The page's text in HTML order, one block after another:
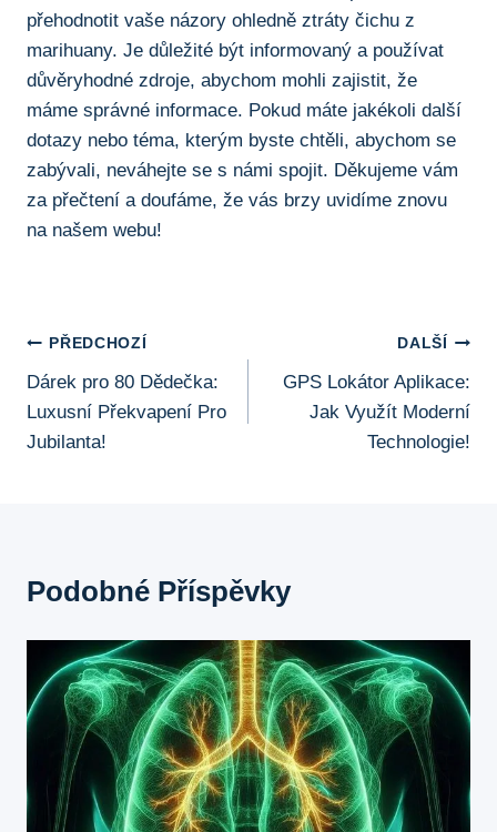
přehodnotit vaše názory ⁢ohledně ztráty čichu z
marihuany. Je důležité‌ být informovaný a používat⁣
důvěryhodné‍ zdroje, abychom mohli zajistit, že
máme správné informace. ‌Pokud máte jakékoli ⁣další⁤
dotazy nebo ⁢téma,‍ kterým byste chtěli,‍ abychom se
zabývali, neváhejte⁢ se s námi ⁢spojit. ‍Děkujeme ‌vám⁤
za přečtení a‌ doufáme, že ​vás⁤ brzy uvidíme znovu
na našem webu!
Navigace
Pro
Příspěvek
PŘEDCHOZÍ
Dárek pro 80 Dědečka:
Luxusní Překvapení Pro
Jubilanta!
DALŠÍ
GPS Lokátor Aplikace:
Jak Využít Moderní
Technologie!
Podobné Příspěvky